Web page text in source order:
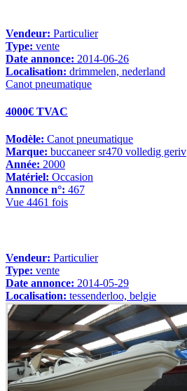
Vendeur: Particulier
Type: vente
Date annonce: 2014-06-26
Localisation: drimmelen, nederland
Canot pneumatique
4000€ TVAC
Modèle: Canot pneumatique
Marque: buccaneer sr470 volledig geriv
Année: 2000
Matériel: Occasion
Annonce n°: 467
Vue 4461 fois
Vendeur: Particulier
Type: vente
Date annonce: 2014-05-29
Localisation: tessenderloo, belgie